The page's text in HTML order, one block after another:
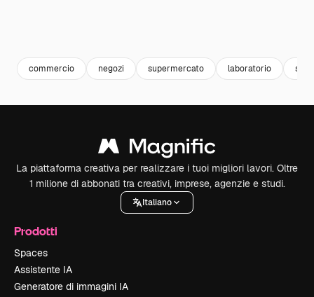
commercio negozi supermercato laboratorio
La piattaforma creativa per realizzare i tuoi migliori lavori. Oltre
1 milione di abbonati tra creativi, imprese, agenzie e studi.
Italiano
Prodotti
Spaces
Assistente IA
Generatore di immagini IA